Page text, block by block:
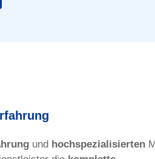
und hochspezialisierten